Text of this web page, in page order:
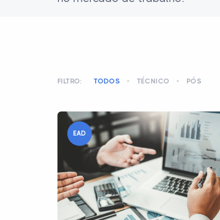
FILTRO: TODOS TÉCNICO PÓS
EAD